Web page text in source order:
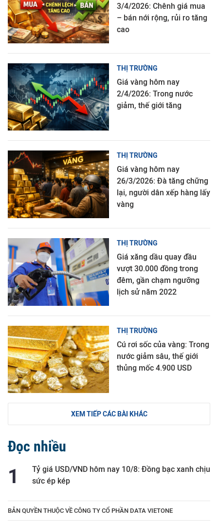
3/4/2026: Chênh giá mua
– bán nới rộng, rủi ro tăng
cao
THỊ TRƯỜNG
Giá vàng hôm nay
2/4/2026: Trong nước
giảm, thế giới tăng
THỊ TRƯỜNG
Giá vàng hôm nay
26/3/2026: Đà tăng chững
lại, người dân xếp hàng lấy
vàng
THỊ TRƯỜNG
Giá xăng dầu quay đầu
vượt 30.000 đồng trong
đêm, gần chạm ngưỡng
lịch sử năm 2022
THỊ TRƯỜNG
Cú rơi sốc của vàng: Trong
nước giảm sâu, thế giới
thủng mốc 4.900 USD
XEM TIẾP CÁC BÀI KHÁC
Đọc nhiều
Tỷ giá USD/VND hôm nay 10/8: Đồng bạc xanh chịu
sức ép kép
BẢN QUYỀN THUỘC VỀ CÔNG TY CỔ PHẦN DATA VIETONE